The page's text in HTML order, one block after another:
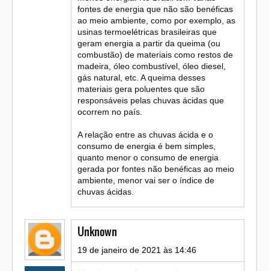
fontes de energia que não são benéficas
ao meio ambiente, como por exemplo, as
usinas termoelétricas brasileiras que
geram energia a partir da queima (ou
combustão) de materiais como restos de
madeira, óleo combustível, óleo diesel,
gás natural, etc. A queima desses
materiais gera poluentes que são
responsáveis pelas chuvas ácidas que
ocorrem no país.
A relação entre as chuvas ácida e o
consumo de energia é bem simples,
quanto menor o consumo de energia
gerada por fontes não benéficas ao meio
ambiente, menor vai ser o índice de
chuvas ácidas.
Unknown
19 de janeiro de 2021 às 14:46